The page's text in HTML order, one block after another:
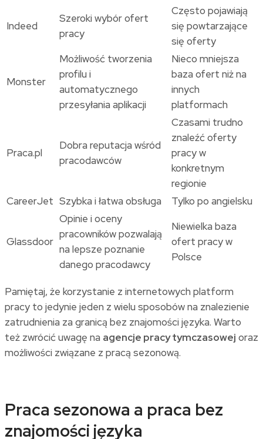
Indeed
Szeroki wybór ofert
pracy
Często pojawiają
się powtarzające
się oferty
Monster
Możliwość tworzenia
profilu i
automatycznego
przesyłania aplikacji
Nieco mniejsza
baza ofert niż na
innych
platformach
Praca.pl
Dobra reputacja wśród
pracodawców
Czasami trudno
znaleźć oferty
pracy w
konkretnym
regionie
CareerJet Szybka i łatwa obsługa Tylko po angielsku
Glassdoor
Opinie i oceny
pracowników pozwalają
na lepsze poznanie
danego pracodawcy
Niewielka baza
ofert pracy w
Polsce
Pamiętaj, że korzystanie z internetowych platform
pracy to jedynie jeden z wielu sposobów na znalezienie
zatrudnienia za granicą bez znajomości języka. Warto
też zwrócić uwagę na agencje pracy tymczasowej oraz
możliwości związane z pracą sezonową.
Praca sezonowa a praca bez
znajomości języka